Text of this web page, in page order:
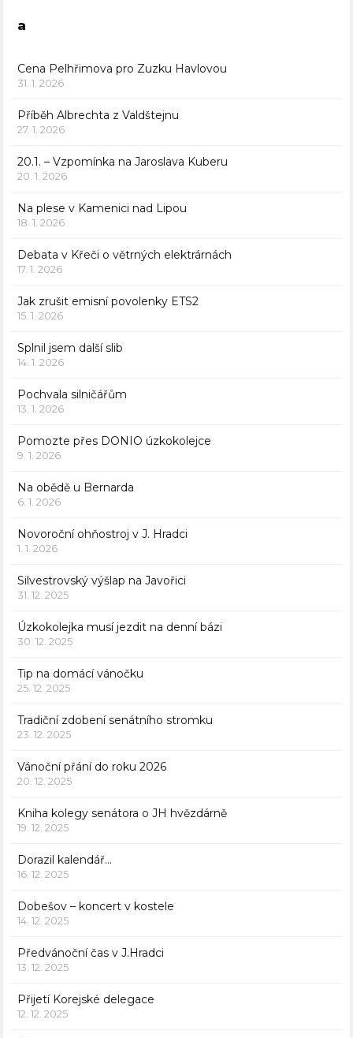
a
Cena Pelhřimova pro Zuzku Havlovou
31. 1. 2026
Příběh Albrechta z Valdštejnu
27. 1. 2026
20.1. – Vzpomínka na Jaroslava Kuberu
20. 1. 2026
Na plese v Kamenici nad Lipou
18. 1. 2026
Debata v Křeči o větrných elektrárnách
17. 1. 2026
Jak zrušit emisní povolenky ETS2
15. 1. 2026
Splnil jsem další slib
14. 1. 2026
Pochvala silničářům
13. 1. 2026
Pomozte přes DONIO úzkokolejce
9. 1. 2026
Na obědě u Bernarda
6. 1. 2026
Novoroční ohňostroj v J. Hradci
1. 1. 2026
Silvestrovský výšlap na Javořici
31. 12. 2025
Úzkokolejka musí jezdit na denní bázi
30. 12. 2025
Tip na domácí vánočku
25. 12. 2025
Tradiční zdobení senátního stromku
23. 12. 2025
Vánoční přání do roku 2026
20. 12. 2025
Kniha kolegy senátora o JH hvězdárně
19. 12. 2025
Dorazil kalendář…
16. 12. 2025
Dobešov – koncert v kostele
14. 12. 2025
Předvánoční čas v J.Hradci
13. 12. 2025
Přijetí Korejské delegace
12. 12. 2025